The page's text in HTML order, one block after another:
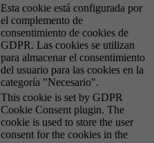
Esta cookie está configurada por
el complemento de
consentimiento de cookies de
GDPR. Las cookies se utilizan
para almacenar el consentimiento
del usuario para las cookies en la
categoría "Necesario".
This cookie is set by GDPR
Cookie Consent plugin. The
cookie is used to store the user
consent for the cookies in the